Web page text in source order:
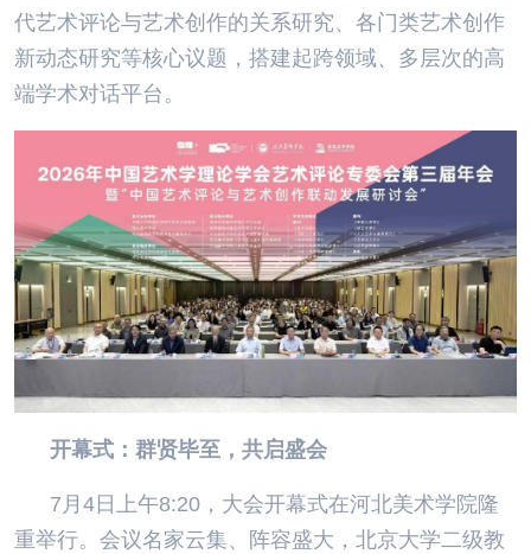
代艺术评论与艺术创作的关系研究、各门类艺术创作
新动态研究等核心议题，搭建起跨领域、多层次的高
端学术对话平台。
开幕式：群贤毕至，共启盛会
7月4日上午8:20，大会开幕式在河北美术学院隆
重举行。会议名家云集、阵容盛大，北京大学二级教